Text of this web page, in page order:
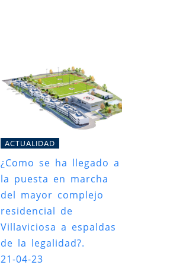
ACTUALIDAD
¿Como se ha llegado a
la puesta en marcha
del mayor complejo
residencial de
Villaviciosa a espaldas
de la legalidad?.
21-04-23